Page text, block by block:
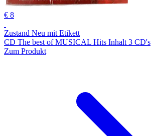
€ 8
Zustand Neu mit Etikett
CD The best of MUSICAL Hits Inhalt 3 CD's
Zum Produkt